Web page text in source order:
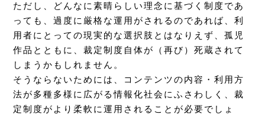
ただし、どんなに素晴らしい理念に基づく制度であ
っても、過度に厳格な運用がされるのであれば、利
用者にとっての現実的な選択肢とはなりえず、孤児
作品とともに、裁定制度自体が（再び）死蔵されて
しまうかもしれません。
そうならないためには、コンテンツの内容・利用方
法が多種多様に広がる情報化社会にふさわしく、裁
定制度がより柔軟に運用されることが必要でしょ